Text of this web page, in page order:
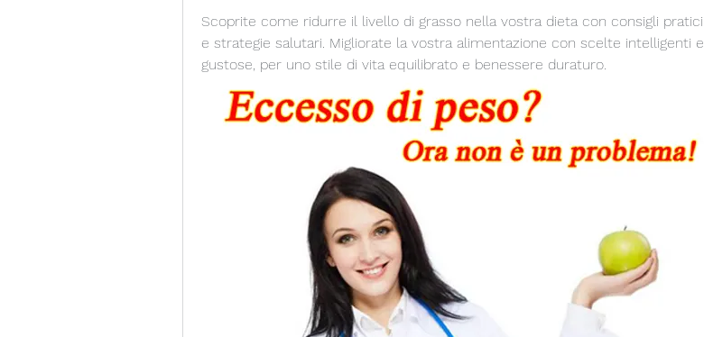
Scoprite come ridurre il livello di grasso nella vostra dieta con consigli pratici
e strategie salutari. Migliorate la vostra alimentazione con scelte intelligenti e
gustose, per uno stile di vita equilibrato e benessere duraturo.